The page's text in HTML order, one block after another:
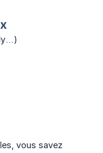
vous savez